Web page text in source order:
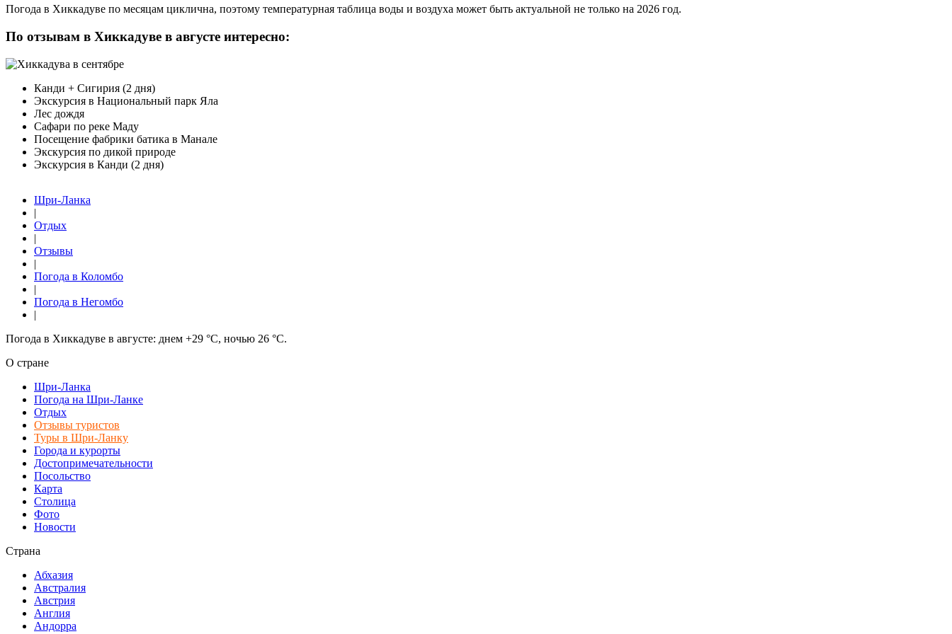
Погода в Хиккадуве по месяцам циклична, поэтому температурная таблица воды и воздуха может быть актуальной не только на 2026 год.
По отзывам в Хиккадуве в августе интересно:
Канди + Сигирия (2 дня)
Экскурсия в Национальный парк Яла
Лес дождя
Сафари по реке Маду
Посещение фабрики батика в Манале
Экскурсия по дикой природе
Экскурсия в Канди (2 дня)
Шри-Ланка
|
Отдых
|
Отзывы
|
Погода в Коломбо
|
Погода в Негомбо
|
Погода в Хиккадуве в августе: днем +29 °C, ночью 26 °C.
О стране
Шри-Ланка
Погода на Шри-Ланке
Отдых
Отзывы туристов
Туры в Шри-Ланку
Города и курорты
Достопримечательности
Посольство
Карта
Столица
Фото
Новости
Страна
Абхазия
Австралия
Австрия
Англия
Андорра